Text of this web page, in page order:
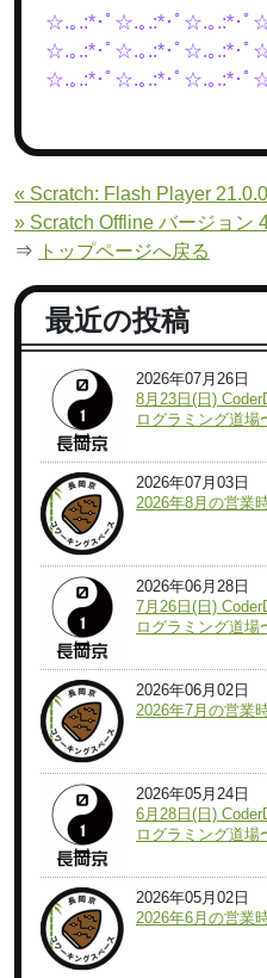
☆.｡.:*･ﾟ☆.｡.:*･ﾟ☆.｡.:*･ﾟ
☆.｡.:*･ﾟ☆.｡.:*･ﾟ☆.｡.:*･ﾟ
☆.｡.:*･ﾟ☆.｡.:*･ﾟ☆.｡.:*･ﾟ
« Scratch: Flash Player
» Scratch Offline バージョン
⇒
トップページへ戻る
最近の投稿
2026年07月26日
8月23日(日)
ログラミング道場
2026年07月03日
2026年8月の営業
2026年06月28日
7月26日(日)
ログラミング道場
2026年06月02日
2026年7月の営業
2026年05月24日
6月28日(日)
ログラミング道場
2026年05月02日
2026年6月の営業